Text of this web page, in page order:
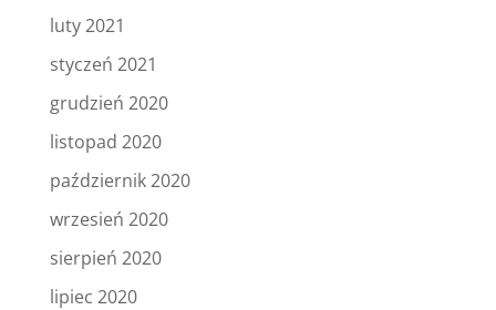
luty 2021
styczeń 2021
grudzień 2020
listopad 2020
październik 2020
wrzesień 2020
sierpień 2020
lipiec 2020